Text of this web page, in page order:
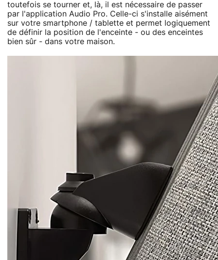
toutefois se tourner et, là, il est nécessaire de passer
par l'application Audio Pro. Celle-ci s'installe aisément
sur votre smartphone / tablette et permet logiquement
de définir la position de l'enceinte - ou des enceintes
bien sûr - dans votre maison.